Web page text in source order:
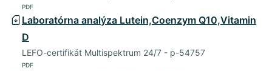
PDF
Laboratórna analýza Lutein,Coenzym Q10,Vitamin
D
LEFO-certifikát Multispektrum 24/7 - p-54757
PDF